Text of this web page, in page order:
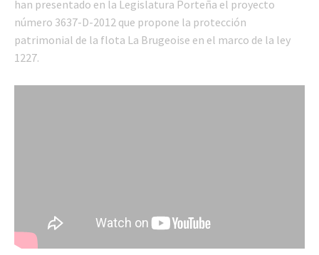
han presentado en la Legislatura Porteña el proyecto
número 3637-D-2012 que propone la protección
patrimonial de la flota La Brugeoise en el marco de la ley
1227.